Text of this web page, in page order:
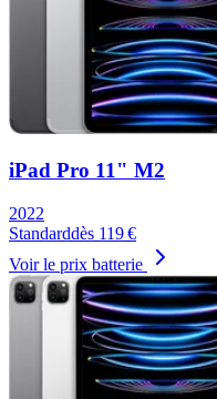
iPad Pro 11" M2
2022
Standarddès 119€
Voir le prix batterie